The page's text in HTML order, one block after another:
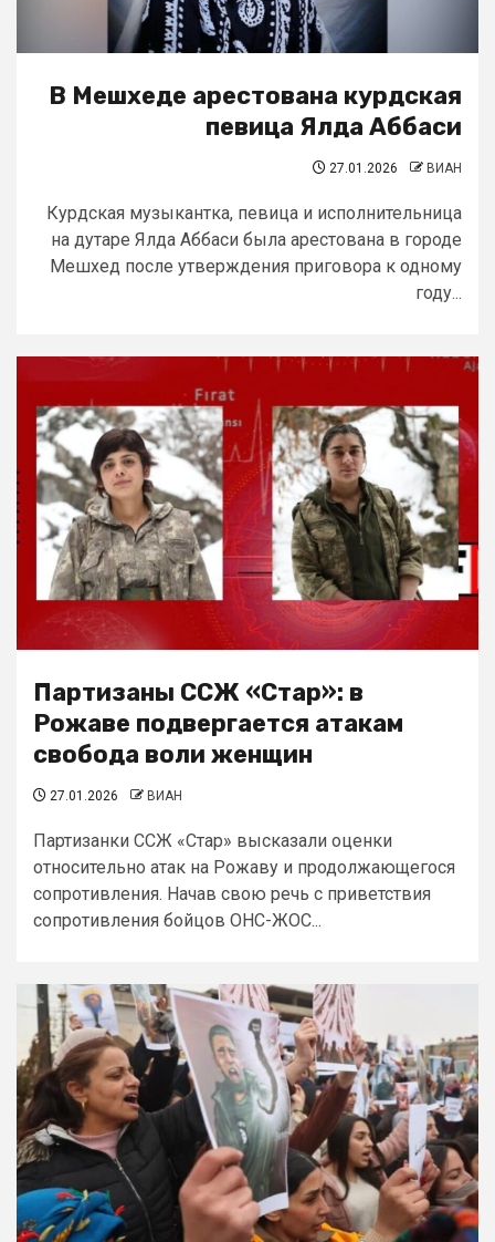
В Мешхеде арестована курдская
певица Ялда Аббаси
27.01.2026 ВИАН
Курдская музыкантка, певица и исполнительница
на дутаре Ялда Аббаси была арестована в городе
Мешхед после утверждения приговора к одному
году...
Партизаны ССЖ «Стар»: в
Рожаве подвергается атакам
свобода воли женщин
27.01.2026 ВИАН
Партизанки ССЖ «Стар» высказали оценки
относительно атак на Рожаву и продолжающегося
сопротивления. Начав свою речь с приветствия
сопротивления бойцов ОНС-ЖОС...